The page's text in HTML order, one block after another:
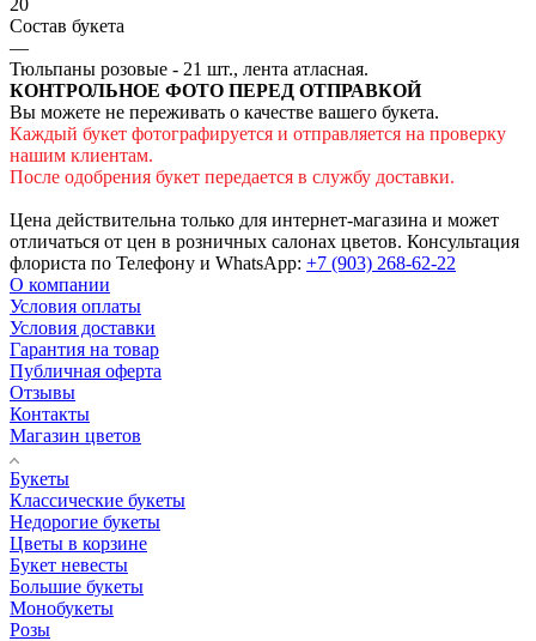
Состав букета
—
Тюльпаны розовые - 21 шт., лента атласная.
КОНТРОЛЬНОЕ ФОТО ПЕРЕД ОТПРАВКОЙ
Вы можете не переживать о качестве вашего букета.
Каждый букет фотографируется и отправляется на проверку
нашим клиентам.
После одобрения букет передается в службу доставки.
Цена действительна только для интернет-магазина и может
отличаться от цен в розничных салонах цветов. Консультация
флориста по Телефону и WhatsApp: +7 (903) 268-62-22
О компании
Условия оплаты
Условия доставки
Гарантия на товар
Публичная оферта
Отзывы
Контакты
Магазин цветов
Букеты
Классические букеты
Недорогие букеты
Цветы в корзине
Букет невесты
Большие букеты
Монобукеты
Розы